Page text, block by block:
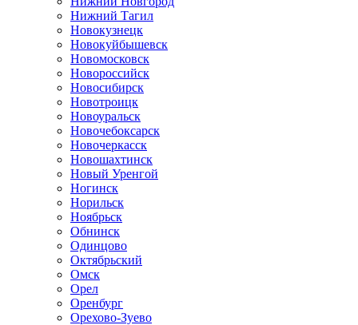
Нижний Тагил
Новокузнецк
Новокуйбышевск
Новомосковск
Новороссийск
Новосибирск
Новотроицк
Новоуральск
Новочебоксарск
Новочеркасск
Новошахтинск
Новый Уренгой
Ногинск
Норильск
Ноябрьск
Обнинск
Одинцово
Октябрьский
Омск
Орел
Оренбург
Орехово-Зуево